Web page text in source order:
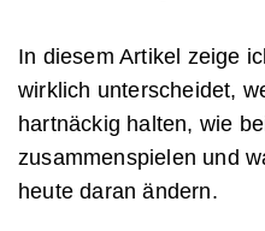
In diesem Artikel zeige
wirklich unterscheidet,
hartnäckig halten, wie
zusammenspielen und
heute daran ändern.